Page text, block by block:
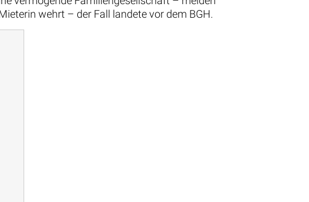
wehrt – der Fall landete vor dem BGH.